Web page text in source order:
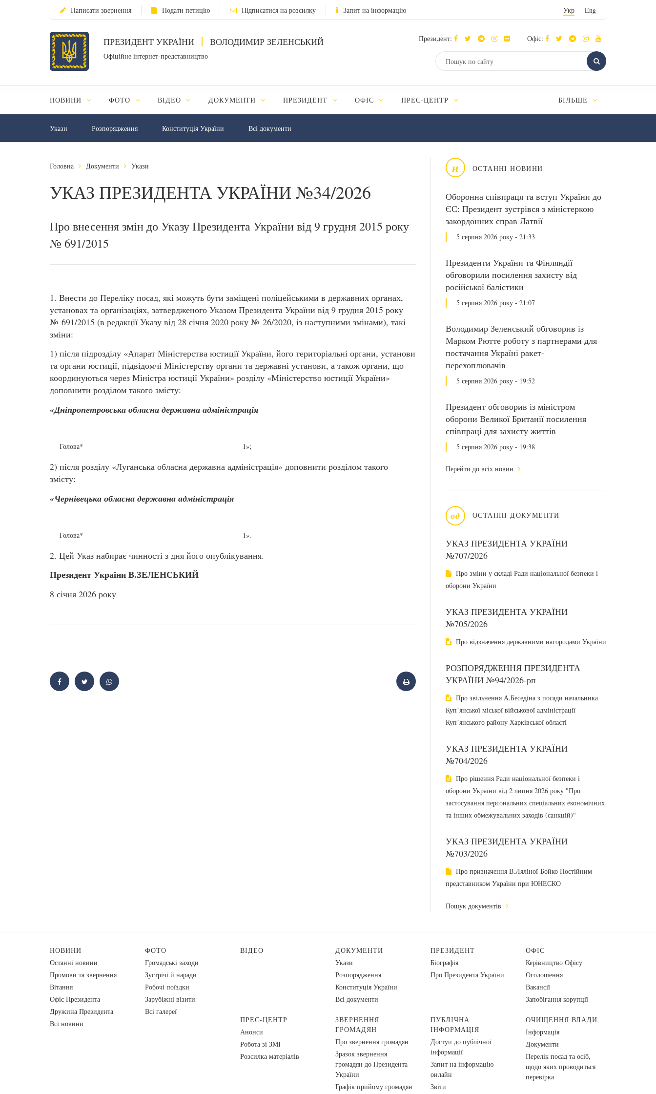
Написати звернення Подати петицію Підписатися на розсилку Запит на інформацію Укр Eng
ПРЕЗИДЕНТ УКРАЇНИ ВОЛОДИМИР ЗЕЛЕНСЬКИЙ
Офіційне інтернет-представництво
Президент: Офіс:
НОВИНИ ФОТО ВІДЕО ДОКУМЕНТИ ПРЕЗИДЕНТ ОФІС ПРЕС-ЦЕНТР БІЛЬШЕ
Укази Розпорядження Конституція України Всі документи
н ОСТАННІ НОВИНИ
Оборонна співпраця та вступ України до
ЄС: Президент зустрівся з міністеркою
закордонних справ Латвії
5 серпня 2026 року - 21:33
Президенти України та Фінляндії
обговорили посилення захисту від
російської балістики
5 серпня 2026 року - 21:07
Володимир Зеленський обговорив із
Марком Рютте роботу з партнерами для
постачання Україні ракет-
перехоплювачів
5 серпня 2026 року - 19:52
Президент обговорив із міністром
оборони Великої Британії посилення
співпраці для захисту життів
5 серпня 2026 року - 19:38
Перейти до всіх новин
од ОСТАННІ ДОКУМЕНТИ
УКАЗ ПРЕЗИДЕНТА УКРАЇНИ
№707/2026
Про зміни у складі Ради національної безпеки і
оборони України
УКАЗ ПРЕЗИДЕНТА УКРАЇНИ
№705/2026
Про відзначення державними нагородами України
РОЗПОРЯДЖЕННЯ ПРЕЗИДЕНТА
УКРАЇНИ №94/2026-рп
Про звільнення А.Беседіна з посади начальника
Купʼянської міської військової адміністрації
Купʼянського району Харківської області
УКАЗ ПРЕЗИДЕНТА УКРАЇНИ
№704/2026
Про рішення Ради національної безпеки і
оборони України від 2 липня 2026 року "Про
застосування персональних спеціальних економічних
та інших обмежувальних заходів (санкцій)"
УКАЗ ПРЕЗИДЕНТА УКРАЇНИ
№703/2026
Про призначення В.Ляліної-Бойко Постійним
представником України при ЮНЕСКО
Пошук документів
Головна Документи Укази
УКАЗ ПРЕЗИДЕНТА УКРАЇНИ №34/2026
Про внесення змін до Указу Президента України від 9 грудня 2015 року
№ 691/2015
1. Внести до Переліку посад, які можуть бути заміщені поліцейськими в державних органах,
установах та організаціях, затвердженого Указом Президента України від 9 грудня 2015 року
№ 691/2015 (в редакції Указу від 28 січня 2020 року № 26/2020, із наступними змінами), такі
зміни:
1) після підрозділу «Апарат Міністерства юстиції України, його територіальні органи, установи
та органи юстиції, підвідомчі Міністерству органи та державні установи, а також органи, що
координуються через Міністра юстиції України» розділу «Міністерство юстиції України»
доповнити розділом такого змісту:
«Дніпропетровська обласна державна адміністрація
Голова* 1»;
2) після розділу «Луганська обласна державна адміністрація» доповнити розділом такого
змісту:
«Чернівецька обласна державна адміністрація
Голова* 1».
2. Цей Указ набирає чинності з дня його опублікування.
Президент України В.ЗЕЛЕНСЬКИЙ
8 січня 2026 року
НОВИНИ
Останні новини
Промови та звернення
Вiтання
Офіс Президента
Дружина Президента
Всі новини
ФОТО
Громадські заходи
Зустрічі й наради
Робочі поїздки
Зарубіжні візити
Всі галереї
ВІДЕО
ДОКУМЕНТИ
Укази
Розпорядження
Конституція України
Всі документи
ПРЕЗИДЕНТ
Біографія
Про Президента України
ОФІС
Керівництво Офісу
Оголошення
Вакансії
Запобігання корупції
ПРЕС-ЦЕНТР
Анонси
Робота зі ЗМІ
Розсилка матеріалів
ЗВЕРНЕННЯ
ГРОМАДЯН
Про звернення громадян
Зразок звернення
громадян до Президента
України
Графік прийому громадян
ПУБЛІЧНА
ІНФОРМАЦІЯ
Доступ до публічної
інформації
Запит на інформацію
онлайн
Звіти
ОЧИЩЕННЯ ВЛАДИ
Інформація
Документи
Перелік посад та осіб,
щодо яких проводиться
перевірка